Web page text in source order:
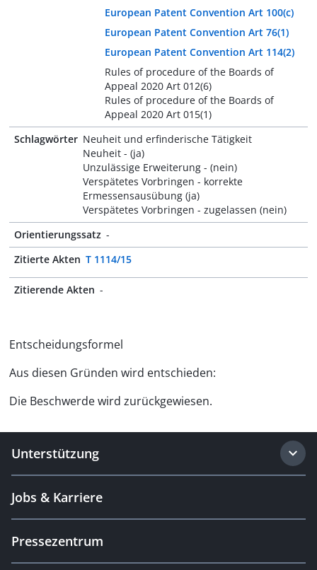
European Patent Convention Art 100(c)
European Patent Convention Art 76(1)
European Patent Convention Art 114(2)
Rules of procedure of the Boards of
Appeal 2020 Art 012(6)
Rules of procedure of the Boards of
Appeal 2020 Art 015(1)
Schlagwörter Neuheit und erfinderische Tätigkeit
Neuheit - (ja)
Unzulässige Erweiterung - (nein)
Verspätetes Vorbringen - korrekte
Ermessensausübung (ja)
Verspätetes Vorbringen - zugelassen (nein)
Orientierungssatz -
Zitierte Akten T 1114/15
Zitierende Akten -
Entscheidungsformel
Aus diesen Gründen wird entschieden:
Die Beschwerde wird zurückgewiesen.
Unterstützung
Jobs & Karriere
Pressezentrum